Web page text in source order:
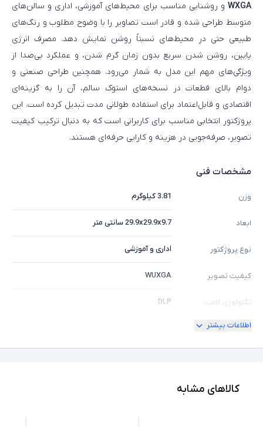
WXGA و روشنایی مناسب برای محیط‌های آموزشی، اداری و سالن‌های
متوسط طراحی شده و قادر است تصاویر را با وضوح مطلوب و رنگ‌های
طبیعی حتی در محیط‌های نسبتاً روشن نمایش دهد. مصرف انرژی
پایین، روشن شدن سریع بدون زمان گرم شدن، و عملکرد بی‌صدا از
ویژگی‌های مهم این مدل به شمار می‌رود. همچنین طراحی صنعتی و
دوام بالای قطعات در نسخه‌های استوک سالم، آن را به گزینه‌ای
اقتصادی و قابل‌اعتماد برای استفاده طولانی‌ مدت تبدیل کرده است. این
پروژکتور انتخابی مناسب برای کاربرانی است که به دنبال ترکیب کیفیت
تصویر، صرفه‌جویی در هزینه و کارایی حرفه‌ای هستند.
مشخصات فنی
وزن 3.81 کیلوگرم
ابعاد 29.9x29.9x9.7 سانتی متر
نوع پروژکتور اداری و آموزشی
کیفیت تصویر WUXGA
تکنولوژی لامپ DLP
شدت روشنایی
اطلاعات بیشتر
کالاهای مشابه